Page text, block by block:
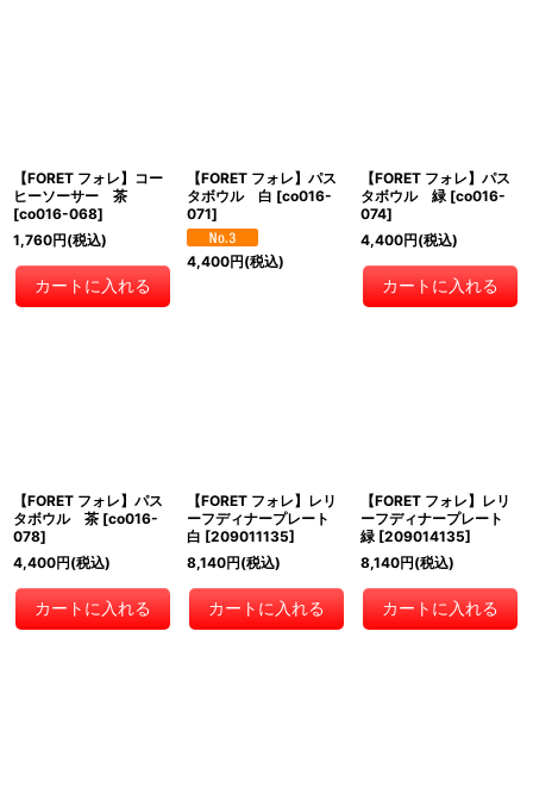
【FORET フォレ】コー
ヒーソーサー 茶
[co016-068]
1,760円(税込)
カートに入れる
【FORET フォレ】パス
タボウル 白 [co016-
071]
4,400円(税込)
【FORET フォレ】パス
タボウル 緑 [co016-
074]
4,400円(税込)
カートに入れる
【FORET フォレ】パス
タボウル 茶 [co016-
078]
4,400円(税込)
カートに入れる
【FORET フォレ】レリ
ーフディナープレート
白 [209011135]
8,140円(税込)
カートに入れる
【FORET フォレ】レリ
ーフディナープレート
緑 [209014135]
8,140円(税込)
カートに入れる